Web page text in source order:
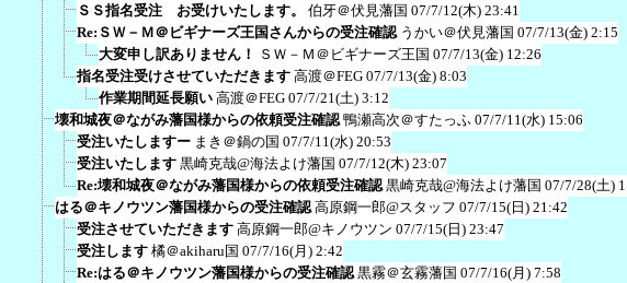
ＳＳ指名受注 お受けいたします。
伯牙＠伏見藩国 07/7/12(木) 23:41
Re:ＳＷ－Ｍ＠ビギナーズ王国さんからの受注確認 うかい＠伏見藩国 07/7/13(金) 2:15
大変申し訳ありません！
ＳＷ－Ｍ＠ビギナーズ王国 07/7/13(金) 12:26
指名受注受けさせていただきます 高渡＠FEG 07/7/13(金) 8:03
作業期間延長願い 高渡＠FEG 07/7/21(土) 3:12
壊和城夜＠ながみ藩国様からの依頼受注確認 鴨瀬高次＠すたっふ 07/7/11(水) 15:06
受注いたしますー まき＠鍋の国 07/7/11(水) 20:53
受注いたします 黒崎克哉@海法よけ藩国 07/7/12(木) 23:07
Re:壊和城夜＠ながみ藩国様からの依頼受注確認 黒崎克哉@海法よけ藩国 07/7/28(土)
はる＠キノウツン藩国様からの受注確認 高原鋼一郎@スタッフ 07/7/15(日) 21:42
受注させていただきます 高原鋼一郎@キノウツン 07/7/15(日) 23:47
受注します 橘＠akiharu国 07/7/16(月) 2:42
Re:はる＠キノウツン藩国様からの受注確認 黒霧＠玄霧藩国 07/7/16(月) 7:58